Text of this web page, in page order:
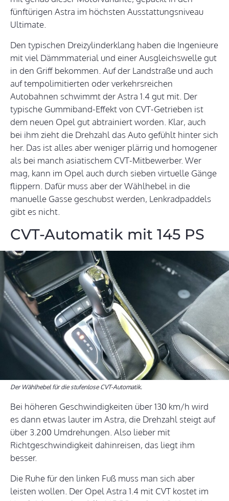
fünftürigen Astra im höchsten Ausstattungsniveau
Ultimate.
Den typischen Dreizylinderklang haben die Ingenieure
mit viel Dämmmaterial und einer Ausgleichswelle gut
in den Griff bekommen. Auf der Landstraße und auch
auf tempolimitierten oder verkehrsreichen
Autobahnen schwimmt der Astra 1.4 gut mit. Der
typische Gummiband-Effekt von CVT-Getrieben ist
dem neuen Opel gut abtrainiert worden. Klar, auch
bei ihm zieht die Drehzahl das Auto gefühlt hinter sich
her. Das ist alles aber weniger plärrig und homogener
als bei manch asiatischem CVT-Mitbewerber. Wer
mag, kann im Opel auch durch sieben virtuelle Gänge
flippern. Dafür muss aber der Wählhebel in die
manuelle Gasse geschubst werden, Lenkradpaddels
gibt es nicht.
CVT-Automatik mit 145 PS
Der Wählhebel für die stufenlose CVT-Automatik.
Bei höheren Geschwindigkeiten über 130 km/h wird
es dann etwas lauter im Astra, die Drehzahl steigt auf
über 3.200 Umdrehungen. Also lieber mit
Richtgeschwindigkeit dahinreisen, das liegt ihm
besser.
Die Ruhe für den linken Fuß muss man sich aber
leisten wollen. Der Opel Astra 1.4 mit CVT kostet im